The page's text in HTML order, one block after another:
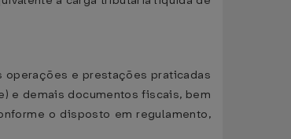
operações e prestações praticadas
e demais documentos fiscais, bem
o disposto em regulamento,